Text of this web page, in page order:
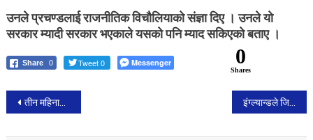
उनले प्रचण्डलाई राजनीतिक विचौलियाको संज्ञा दिए । उनले यो
सरकार म्यादी सरकार भएकाले यसको पनि म्याद सकिएको बताए ।
Share 0 Tweet 0 Messenger 0
Shares
Post
navigation
तीन महिनामा ८६ अर्बभन्दा बढी अन्तर्राष्ट्रिय आर्थिक सहायता प्रतिबद्धता प्राप्त इंग्ल्यान्डले जित्यो टी२० विश्वकपको उपाधि।